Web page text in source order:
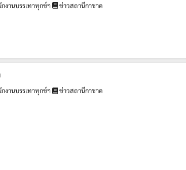
งานบรรเทาทุกข์ฯ ข่าวสถานีกาชาด
งานบรรเทาทุกข์ฯ ข่าวสถานีกาชาด